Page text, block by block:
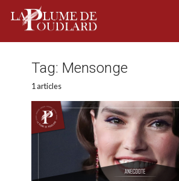
Tag: Mensonge
1 articles